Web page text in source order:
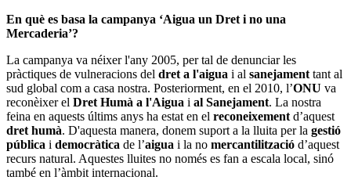
En què es basa la campanya ‘Aigua un Dret i no una
Mercaderia’?
La campanya va néixer l'any 2005, per tal de denunciar les
pràctiques de vulneracions del dret a l'aigua i al sanejament tant al
sud global com a casa nostra. Posteriorment, en el 2010, l’ONU va
reconèixer el Dret Humà a l'Aigua i al Sanejament. La nostra
feina en aquests últims anys ha estat en el reconeixement d’aquest
dret humà. D'aquesta manera, donem suport a la lluita per la gestió
pública i democràtica de l’aigua i la no mercantilització d’aquest
recurs natural. Aquestes lluites no només es fan a escala local, sinó
també en l’àmbit internacional.